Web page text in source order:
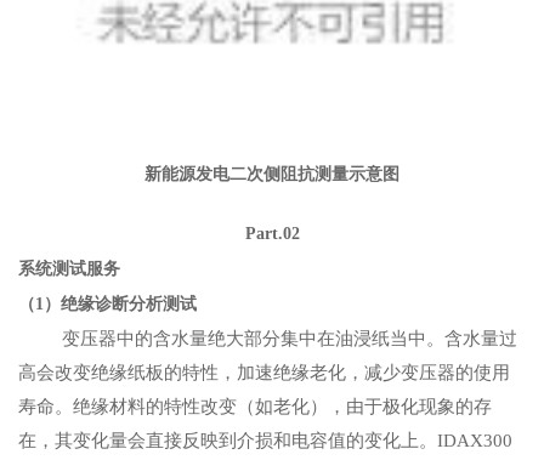
新能源发电二次侧阻抗测量示意图
Part.02
系统测试服务
（1）绝缘诊断分析测试
变压器中的含水量绝大部分集中在油浸纸当中。含水量过
高会改变绝缘纸板的特性，加速绝缘老化，减少变压器的使用
寿命。绝缘材料的特性改变（如老化），由于极化现象的存
在，其变化量会直接反映到介损和电容值的变化上。IDAX300